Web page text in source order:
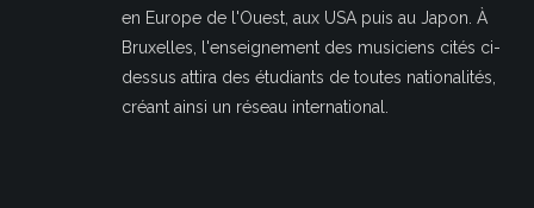
en Europe de l'Ouest, aux USA puis au Japon. À
Bruxelles, l'enseignement des musiciens cités ci-
dessus attira des étudiants de toutes nationalités,
créant ainsi un réseau international.